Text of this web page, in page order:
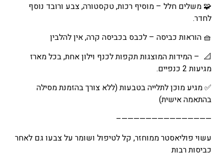
🧩 משלים חלל – מוסיף רכות, טקסטורה, צבע ורובד נוסף
לחדר.
🧺 הוראות כביסה – לכבס בכביסה קרה, אין להלבין
📐 – המידות המוצגות תקפות לכנף וילוןאחת, בכל מארז
מגיעות 2 כנפיים.
✅מגיע מוכן לתלייה בטבעות (ללא צורך בהזמנת מסילה
בהתאמה אישית)
———————————————–
עשוי פוליאסטרממוחזר, קללטיפול ושומר עלצבעו גם לאחר
כביסותרבות